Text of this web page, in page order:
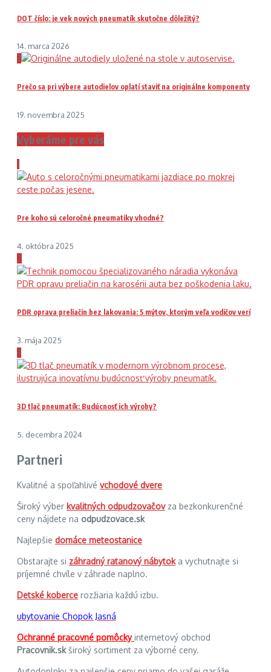
DOT číslo: je vek nových pneumatík skutočne dôležitý?
14. marca 2026
3
Prečo sa pri výbere autodielov oplatí staviť na originálne komponenty
19. novembra 2025
Vyberáme pre vás
1
Pre koho sú celoročné pneumatiky vhodné?
4. októbra 2025
2
PDR oprava preliačin bez lakovania: 5 mýtov, ktorým veľa vodičov verí
3. mája 2025
3
3D tlač pneumatík: Budúcnosť ich výroby?
5. decembra 2024
Partneri
Kvalitné a spoľahlivé vchodové dvere
Široký výber kvalitných odpudzovačovza bezkonkurenčné
ceny nájdete na odpudzovace.sk
Najlepšie domáce meteostanice
Obstarajte si záhradný ratanový nábytoka vychutnajte si
príjemné chvíle v záhrade naplno.
Detské koberce rozžiaria každú izbu.
ubytovanie Chopok Jasná
Ochranné pracovné pomôckyinternetový obchod
Pracovnik.skširoký sortiment za výborné ceny.